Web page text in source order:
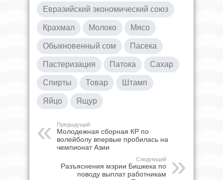
Евразийский экономический союз
Крахмал Молоко Мясо
Обыкновенный сом Пасека
Пастеризация Патока Сахар
Спирты Товар Штамп
Яйцо Ящур
Предыдущий
Молодежная сборная КР по
волейболу впервые пробилась на
чемпионат Азии
Следующий
Разъяснения мэрии Бишкека по
поводу выплат работникам